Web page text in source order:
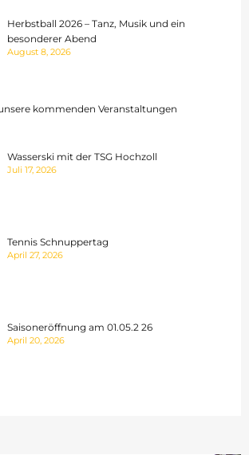
Herbstball 2026 – Tanz, Musik und ein
besonderer Abend
August 8, 2026
kommenden Veranstaltungen
Wasserski mit der TSG Hochzoll
Juli 17, 2026
Tennis Schnuppertag
April 27, 2026
Saisoneröffnung am 01.05.2 26
April 20, 2026